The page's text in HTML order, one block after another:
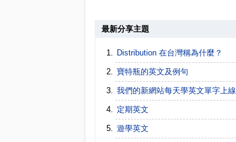
最新分享主題
Distribution 在台灣稱為什麼？
寶特瓶的英文及例句
我們的新網站每天學英文單字上線
定期英文
遊學英文